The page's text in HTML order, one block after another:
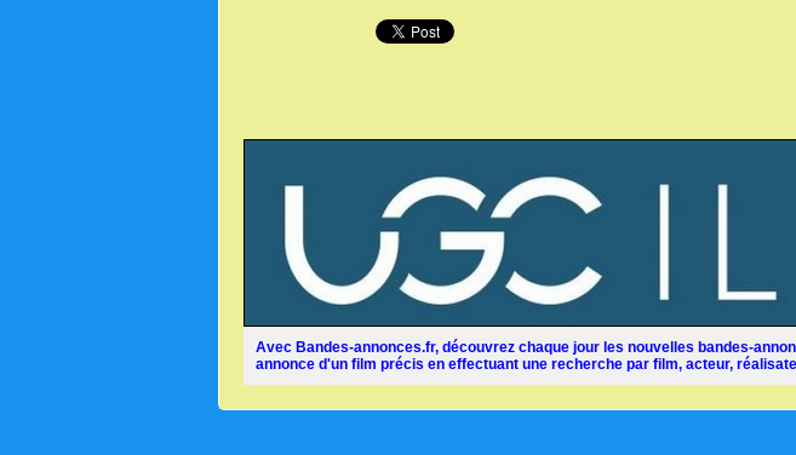
Avec Bandes-annonces.fr, découvrez chaque jour les nouvelles bandes-
annonce d'un film précis en effectuant une recherche par film, acteur,